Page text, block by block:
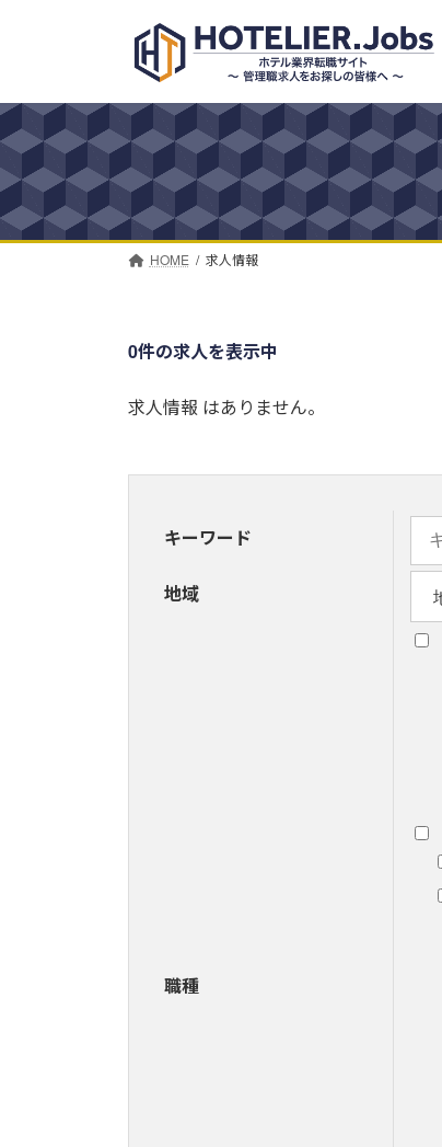
ツ
へ
ス
キ
ッ
プ
シ
ョ
ン
に
移
動
HOME 求人情報
0件の求人を表示中
求人情報 はありません。
キーワード
地域
職種